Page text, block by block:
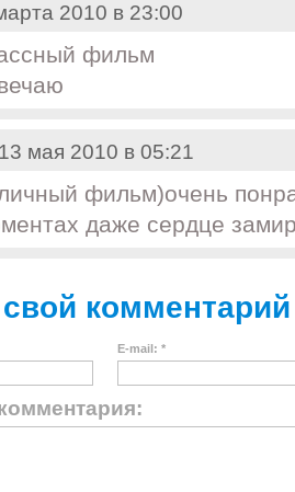
2010 в 23:00
фильм
мая 2010 в 05:21
фильм)очень
даже сердце
комментарий
E-mail: *